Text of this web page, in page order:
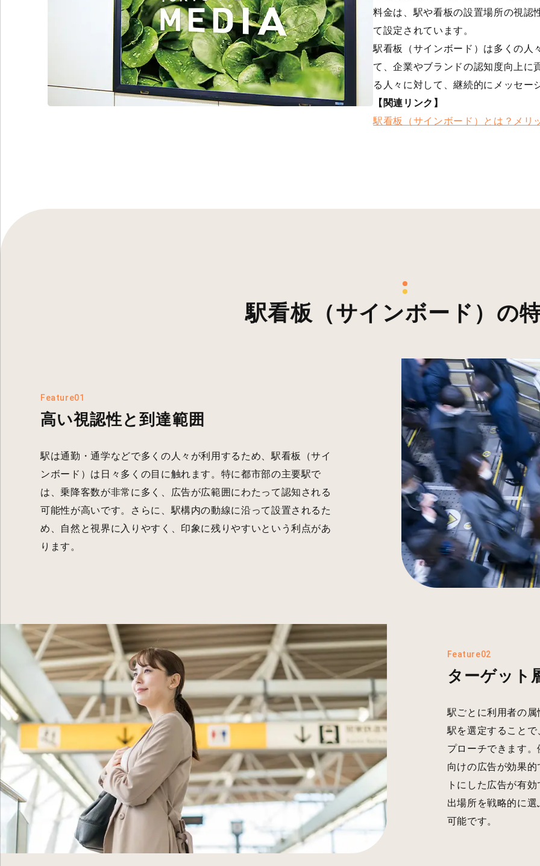
料金は、駅や看板の設置場所の視認
て設定されています。
駅看板（サインボード）は多くの人
て、企業やブランドの認知度向上に
る人々に対して、継続的にメッセー
【関連リンク】
駅看板（サインボード）とは？メリ
駅看板（サインボード）の
Feature01
高い視認性と到達範囲
駅は通勤・通学などで多くの人々が利用するため、駅看板（サイ
ンボード）は日々多くの目に触れます。特に都市部の主要駅で
は、乗降客数が非常に多く、広告が広範囲にわたって認知される
可能性が高いです。さらに、駅構内の動線に沿って設置されるた
め、自然と視界に入りやすく、印象に残りやすいという利点があ
ります。
Feature02
ターゲット
駅ごとに利用者の
駅を選定すること
プローチできます
向けの広告が効果
トにした広告が有
出場所を戦略的に
可能です。